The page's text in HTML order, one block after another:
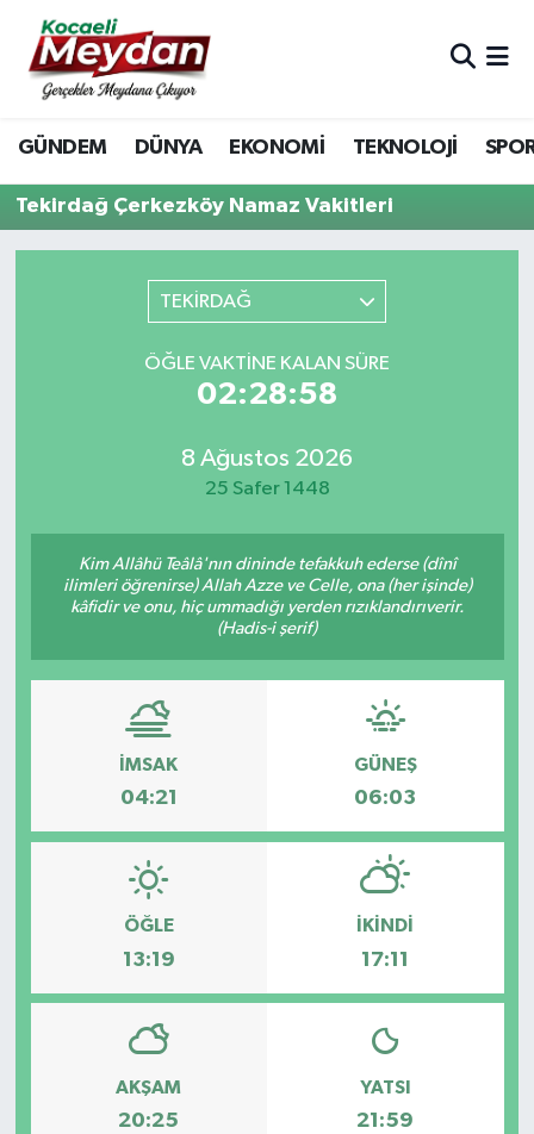
GÜNDEM DÜNYA EKONOMİ TEKNOLOJİ
Tekirdağ Çerkezköy Namaz Vakitleri
TEKİRDAĞ
ÖĞLE VAKTINE KALAN SÜRE
02:28:58
8 Ağustos 2026
25 Safer 1448
Kim Allâhü Teâlâ'nın dininde tefakkuh ederse (dînî
ilimleri öğrenirse) Allah Azze ve Celle, ona (her işinde)
kâfidir ve onu, hiç ummadığı yerden rızıklandırıverir.
(Hadis-i şerif)
İMSAK
04:21
GÜNEŞ
06:03
ÖĞLE
13:19
İKINDI
17:11
AKŞAM
20:25
YATSI
21:59
Nöbetçi Eczaneler
Hava Durumu
Trafik Durumu
Son Dakika Haberleri